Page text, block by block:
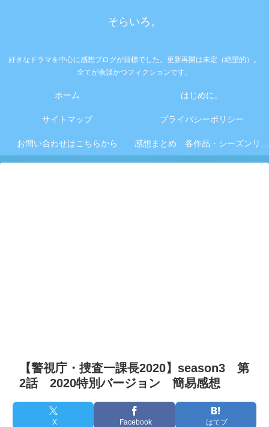
そらいろ。
好きなドラマを中心に感想ブログが目標でした。更新再開は未定（絶望的）。
全てが余談かつフィクションです。
ホーム はじめに。
サイトマップ プライバシーポリシー
お問い合わせはこちらから 感想まとめ 各作品・シーズンリンク集
【警視庁・捜査一課長2020】season3 第
2話 2020特別バージョン 簡易感想
X Facebook はてブ